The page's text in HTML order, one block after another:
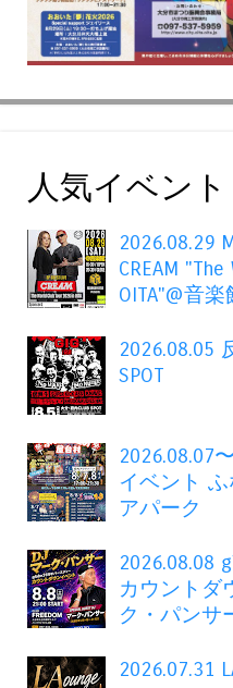
人気イベント
2026.08.29
CREAM
OITA"@音楽
2026.08.05
SPOT
2026.08.07
イベント
アパーク
2026.08.08
カウントダ
ク・パンサ
2026.07.31